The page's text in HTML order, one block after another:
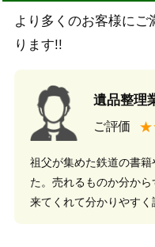
より多くのお客様にご
ります!!
遺品整理
ご評価
祖父が集めた鉄道の書
た。売れるものか分か
来てくれて分かりやすく